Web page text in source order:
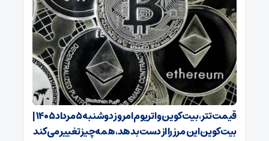
قیمت تتر، بیت‌کوین و اتریوم امروز دوشنبه ۵ مرداد ۱۴۰۵ |
بیت‌کوین این مرز را از دست بدهد، همه‌چیز تغییر می‌کند